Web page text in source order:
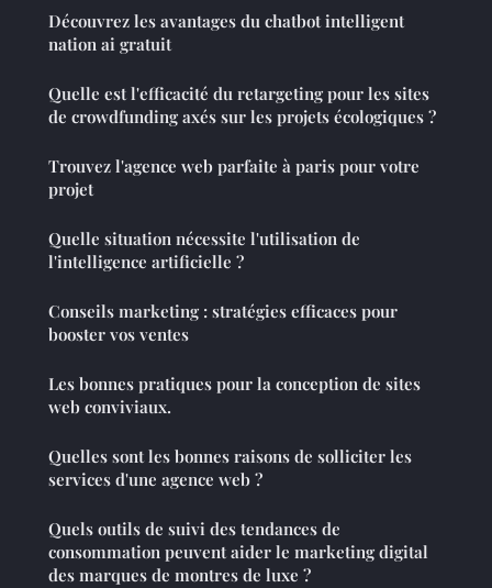
Découvrez les avantages du chatbot intelligent
nation ai gratuit
Quelle est l'efficacité du retargeting pour les sites
de crowdfunding axés sur les projets écologiques ?
Trouvez l'agence web parfaite à paris pour votre
projet
Quelle situation nécessite l'utilisation de
l'intelligence artificielle ?
Conseils marketing : stratégies efficaces pour
booster vos ventes
Les bonnes pratiques pour la conception de sites
web conviviaux.
Quelles sont les bonnes raisons de solliciter les
services d'une agence web ?
Quels outils de suivi des tendances de
consommation peuvent aider le marketing digital
des marques de montres de luxe ?